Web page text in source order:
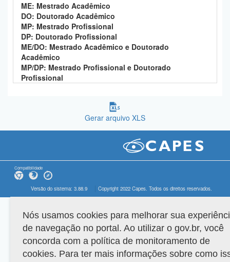
ME: Mestrado Acadêmico
DO: Doutorado Acadêmico
MP: Mestrado Profissional
DP: Doutorado Profissional
ME/DO: Mestrado Acadêmico e Doutorado
Acadêmico
MP/DP: Mestrado Profissional e Doutorado
Profissional
Gerar arquivo XLS
Compatibilidade
Versão do sistema: 3.88.9 Copyright 2022 Capes. Todos os direitos reservados.
Nós usamos cookies para melhorar sua
de navegação no portal. Ao utilizar o gov.br, você
concorda com a política de monitoramento de
cookies. Para ter mais informações sobre como